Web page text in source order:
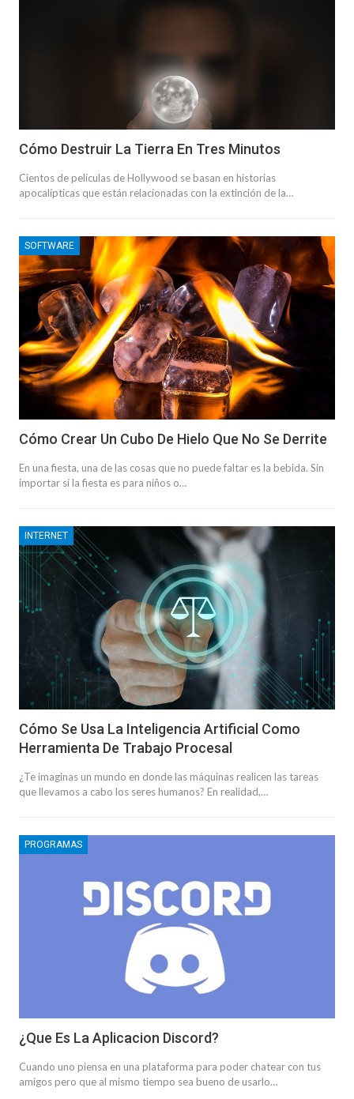
Cómo Destruir La Tierra En Tres Minutos
Cientos de películas de Hollywood se basan en historias
apocalípticas que están relacionadas con la extinción de la…
SOFTWARE
Cómo Crear Un Cubo De Hielo Que No Se Derrite
En una fiesta, una de las cosas que no puede faltar es la bebida. Sin
importar si la fiesta es para niños o…
INTERNET
Cómo Se Usa La Inteligencia Artificial Como
Herramienta De Trabajo Procesal
¿Te imaginas un mundo en donde las máquinas realicen las tareas
que llevamos a cabo los seres humanos? En realidad,…
PROGRAMAS
¿Que Es La Aplicacion Discord?
Cuando uno piensa en una plataforma para poder chatear con tus
amigos pero que al mismo tiempo sea bueno de usarlo…